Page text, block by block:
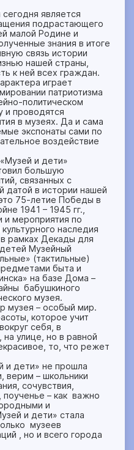
является
подрастающего
малой Родине и
знания в итоге
связь истории
нашей страны,
к ней всех граждан.
играет
патриотизма
политическом
и проводятся
в музеях. Да и сама
экспонаты сами по
воздействие
и дети»
большую
связанных с
датой в истории нашей
75-летие Победы в
1941 – 1945 гг.,
мероприятия по
наследия
рамках Декады для
Музейный
(тактильные)
быта и
на базе Дома –
бабушкиного
музея.
музея – особый мир.
которое учит
себя, в
улице, но в равной
то, что режет
и дети» не прошла
верим – школьники
сочувствия,
поученье – как важно
и
и дети» стала
музеев
, но и всего города